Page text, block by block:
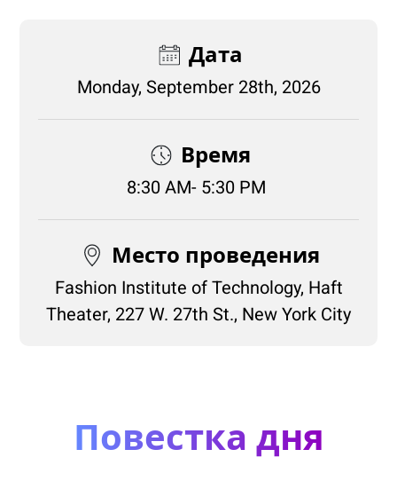
Дата
Monday, September 28th, 2026
Время
8:30 AM- 5:30 PM
Место проведения
Fashion Institute of Technology, Haft
Theater, 227 W. 27th St., New York City
Повестка дня